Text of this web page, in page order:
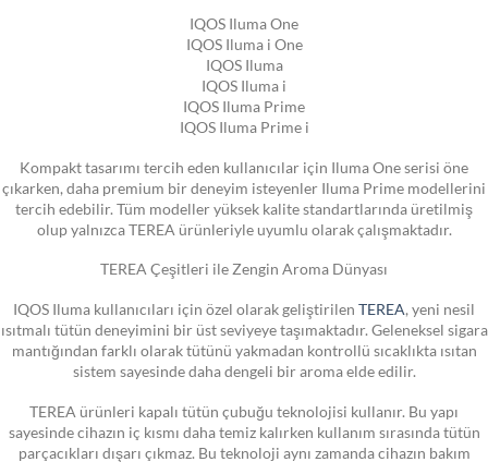
IQOS Iluma One
IQOS Iluma i One
IQOS Iluma
IQOS Iluma i
IQOS Iluma Prime
IQOS Iluma Prime i
Kompakt tasarımı tercih eden kullanıcılar için Iluma One serisi öne
çıkarken, daha premium bir deneyim isteyenler Iluma Prime modellerini
tercih edebilir. Tüm modeller yüksek kalite standartlarında üretilmiş
olup yalnızca TEREA ürünleriyle uyumlu olarak çalışmaktadır.
TEREA Çeşitleri ile Zengin Aroma Dünyası
IQOS Iluma kullanıcıları için özel olarak geliştirilen TEREA, yeni nesil
ısıtmalı tütün deneyimini bir üst seviyeye taşımaktadır. Geleneksel sigara
mantığından farklı olarak tütünü yakmadan kontrollü sıcaklıkta ısıtan
sistem sayesinde daha dengeli bir aroma elde edilir.
TEREA ürünleri kapalı tütün çubuğu teknolojisi kullanır. Bu yapı
sayesinde cihazın iç kısmı daha temiz kalırken kullanım sırasında tütün
parçacıkları dışarı çıkmaz. Bu teknoloji aynı zamanda cihazın bakım